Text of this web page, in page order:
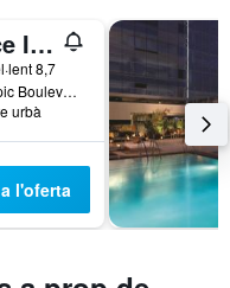
Residence Inn by Marriott Los Angeles L.A. LIVE
8,7
901 West Olympic Boulevard, Los Angeles, CA, Estats Units
urbà
l'oferta